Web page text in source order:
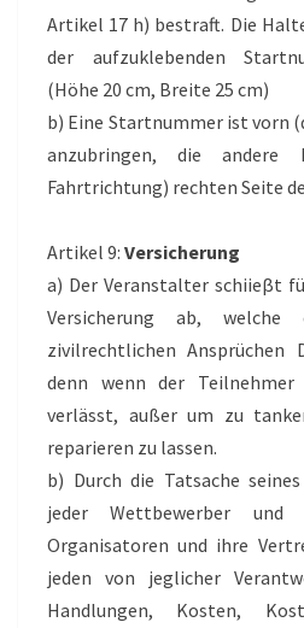
Artikel 17 h) bestraft. Die
der aufzuklebenden
(Höhe 20 cm, Breite 25 cm)
b) Eine Startnummer ist vorn
anzubringen, die
Fahrtrichtung) rechten Seite
Artikel 9: Versicherung
a) Der Veranstalter schiieβt
Versicherung ab,
zivilrechtlichen
denn wenn der
verlässt, außer um zu
reparieren zu lassen.
b) Durch die Tatsache
jeder Wettbewerber
Organisatoren und ihre
jeden von jeglicher
Handlungen, Kosten,